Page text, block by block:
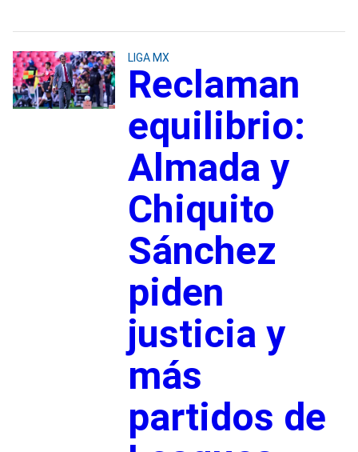
LIGA MX
Reclaman
equilibrio:
Almada y
Chiquito
Sánchez
piden
justicia y
más
partidos de